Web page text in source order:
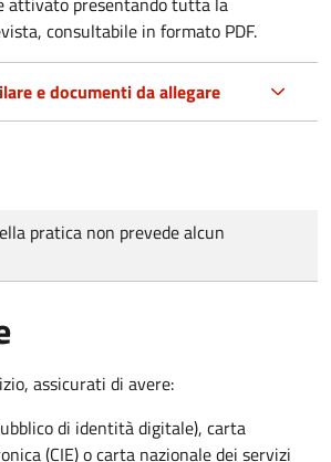
consultabile in formato PDF.
e documenti da allegare
pratica non prevede alcun
assicurati di avere:
di identità digitale), carta
(CIE) o carta nazionale dei servizi